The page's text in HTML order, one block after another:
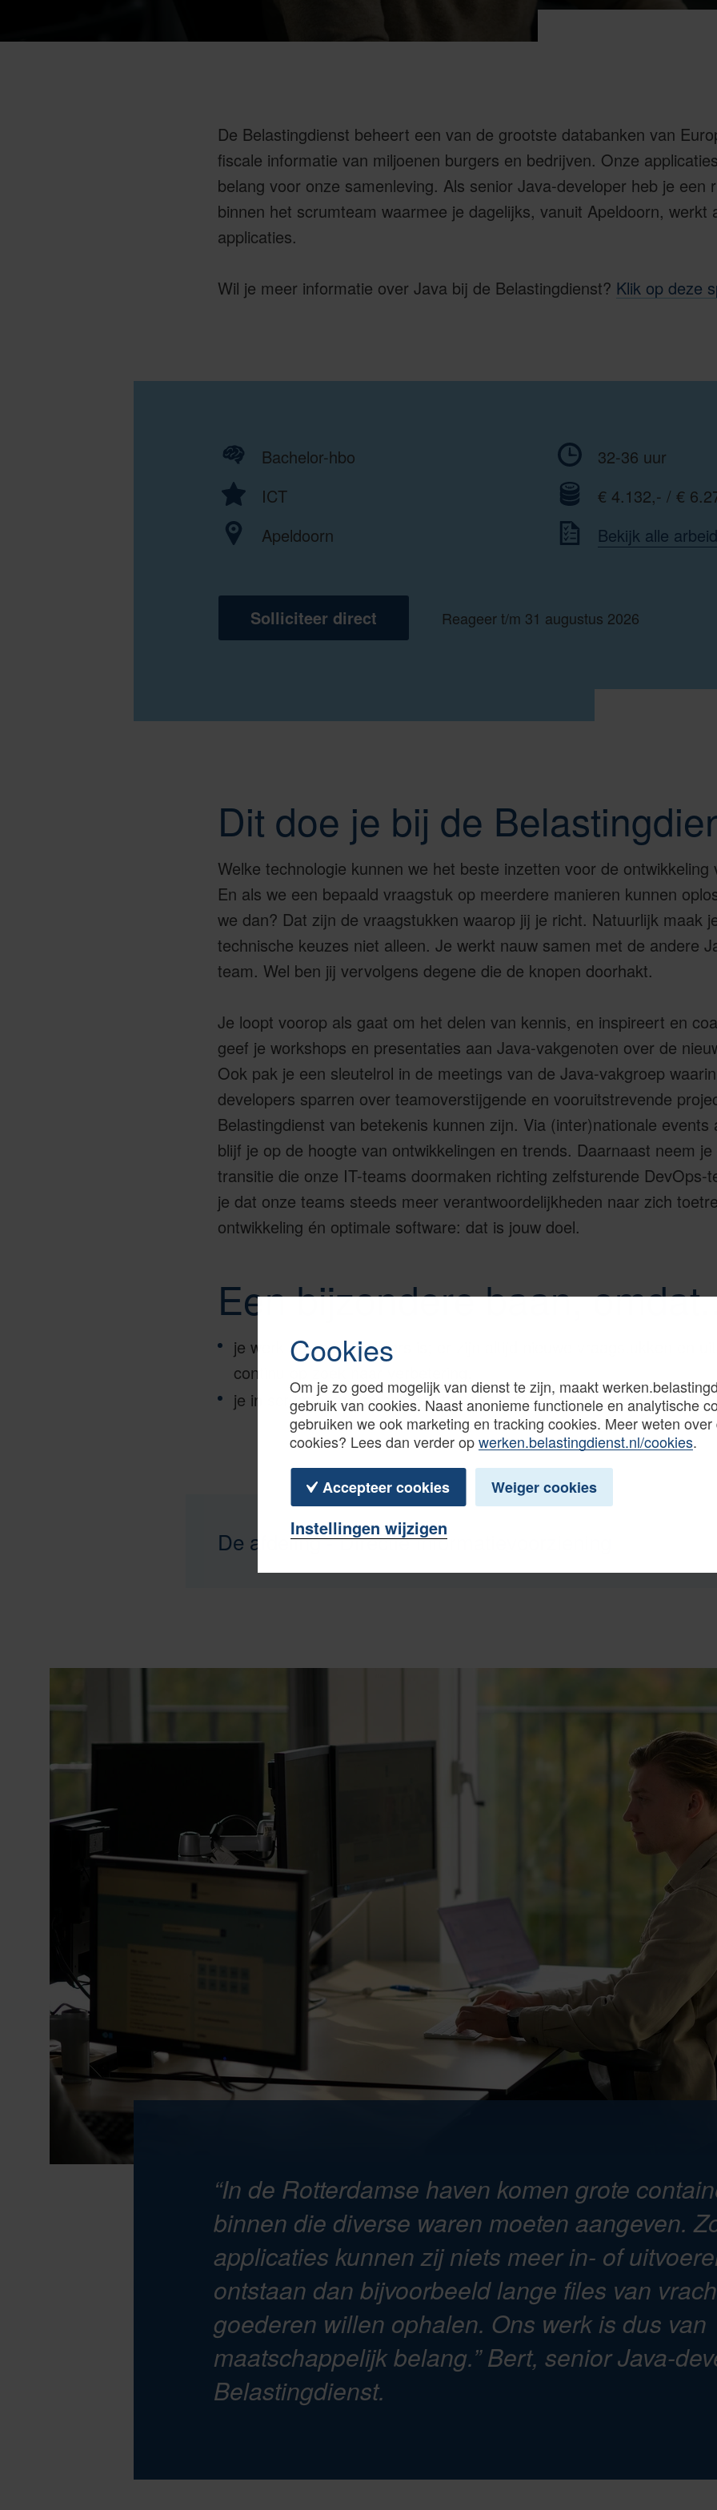
Cookies
Om je zo goed mogelijk van dienst te zijn, maakt
gebruik van cookies. Naast anonieme functionele en analytische
gebruiken we ook marketing en tracking cookies. Meer weten over
cookies? Lees dan verder opwerken.belastingdienst.nl/cookies.
Accepteer cookies Weiger cookies
Instellingen wijzigen
De Belastingdienst beheert een van de grootste databanken van
fiscale informatie van miljoenen burgers en bedrijven. Onze
belang voor onze samenleving. Als senior Java-developer heb je een
binnen het scrumteam waarmee je dagelijks, vanuit Apeldoorn, werkt
applicaties.
Wil je meer informatie over Java bij de Belastingdienst? Klik op deze
Bachelor-hbo
32-36 uur
ICT
€ 4.132,- / €
Apeldoorn
Bekijk alle
Solliciteer direct Reageer t/m 31 augustus 2026
Dit doe je bij de
Welke technologie kunnen we het beste inzetten voor de ontwikkeling
En als we een bepaald vraagstuk op meerdere manieren kunnen
we dan? Dat zijn de vraagstukken waarop jij je richt. Natuurlijk maak
technische keuzes niet alleen. Je werkt nauw samen met de andere
team. Wel ben jij vervolgens degene die de knopen doorhakt.
Je loopt voorop als gaat om het delen van kennis, en inspireert en
geef je workshops en presentaties aan Java-vakgenoten over de
Ook pak je een sleutelrol in de meetings van de Java-vakgroep
developers sparren over teamoverstijgende en vooruitstrevende
Belastingdienst van betekenis kunnen zijn. Via (inter)nationale events
blijf je op de hoogte van ontwikkelingen en trends. Daarnaast neem
transitie die onze IT-teams doormaken richting zelfsturende DevOps-
je dat onze teams steeds meer verantwoordelijkheden naar zich
ontwikkeling én optimale software: dat is jouw doel.
Een bijzondere baan,
je werk ontzettend divers is; er zijn altijd nieuwe vraagstukken en
continu op zoek naar verbetering.
je in scrumteams samenwerkt in een professionele en tegelijkertijd
De afdeling - Directie Informatievoorziening
ondernemers en 8,5 miljoen burgers. En wist je dat wij werken
Open, transparant en gericht op leren en kennis delen. Door de
DevOps-werkwijze en ons aanbod van geautomatiseerde technieken
van de Belastingdienst dagelijks miljoenen data en euro’s verwerken.
Bij ons werk je in een moderne tech-organisatie met ménsen als
als engineer of in een andere rol bijdraagt aan effectieve ICT; jouw
als jouw ontwikkeling, waarin wij graag investeren. En jouw ideeën,
luisteren. Ook is er volop ruimte om samen te innoveren met externe
om te moderniseren, maar vooral om nieuwe producten en diensten te
passen bij de belevingswereld van burgers, bedrijven en collega’s.
“In de Rotterdamse haven komen grote
binnen die diverse waren moeten aangeven.
applicaties kunnen zij niets meer in- of
ontstaan dan bijvoorbeeld lange files van
goederen willen ophalen. Ons werk is dus van
maatschappelijk belang.”Bert, senior Java-
Belastingdienst.